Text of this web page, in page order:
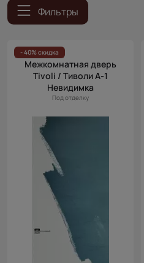
Фильтры
- 40% скидка
Межкомнатная дверь
Tivoli / Тиволи А-1
Невидимка
Под отделку